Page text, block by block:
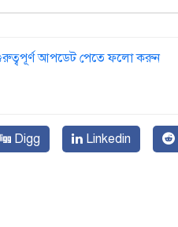
আপডেট পেতে ফলো করুন
Digg Linkedin